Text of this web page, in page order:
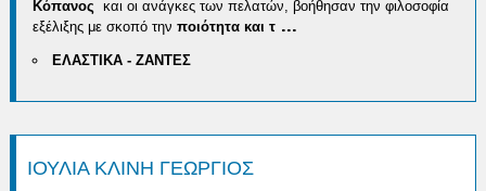
Κόπανος και οι ανάγκες των πελατών, βοήθησαν την φιλοσοφία
εξέλιξης με σκοπό τηνποιότητα και τ ...
ΕΛΑΣΤΙΚΑ - ΖΑΝΤΕΣ
ΙΟΥΛΙΑ ΚΛΙΝΗ ΓΕΩΡΓΙΟΣ